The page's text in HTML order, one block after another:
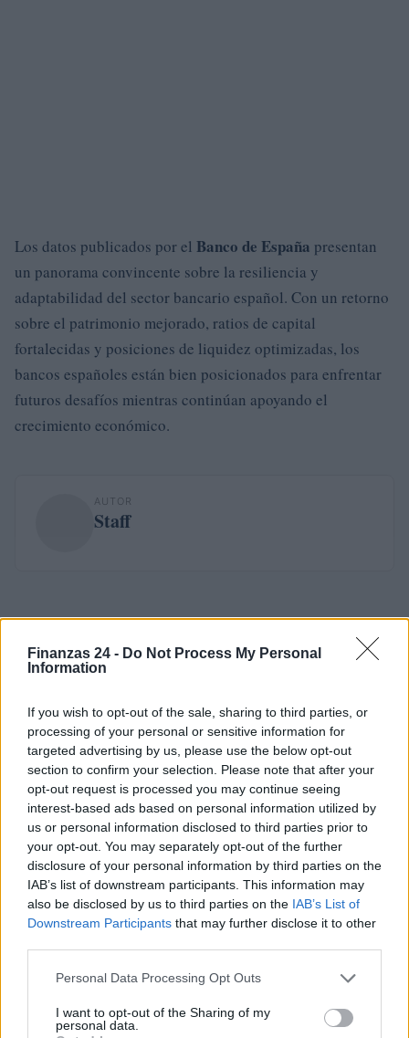
Finanzas 24 - Do Not Process My Personal
Information
If you wish to opt-out of the sale, sharing to third parties, or
processing of your personal or sensitive information for
targeted advertising by us, please use the below opt-out
section to confirm your selection. Please note that after your
opt-out request is processed you may continue seeing
interest-based ads based on personal information utilized by
us or personal information disclosed to third parties prior to
your opt-out. You may separately opt-out of the further
disclosure of your personal information by third parties on the
IAB’s list of downstream participants. This information may
also be disclosed by us to third parties on the IAB’s List of
Downstream Participants that may further disclose it to other
Please note that this website/app uses one or more Google
not limited to your visit or usage behaviour. You may click to
grant or deny consent to Google and its third-party tags to
Personal Data Processing Opt Outs
I want to opt-out of the Sharing of my
personal data.
Los datos publicados por el Banco de España presentan
un panorama convincente sobre la resiliencia y
adaptabilidad del sector bancario español. Con un retorno
sobre el patrimonio mejorado, ratios de capital
fortalecidas y posiciones de liquidez optimizadas, los
bancos españoles están bien posicionados para enfrentar
futuros desafíos mientras continúan apoyando el
crecimiento económico.
AUTOR
Staff